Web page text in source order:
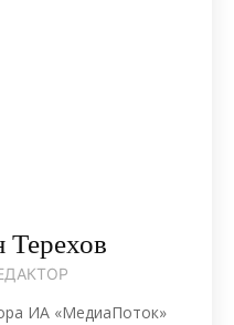
Терехов
ИА «МедиаПоток»